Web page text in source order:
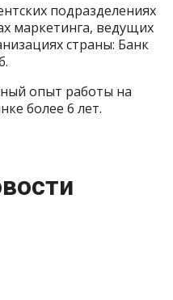
подразделениях
маркетинга, ведущих
страны: Банк
опыт работы на
более 6 лет.